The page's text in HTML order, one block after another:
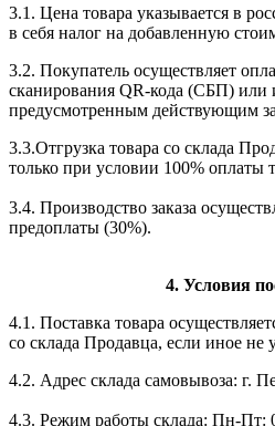
3.1. Цена товара указывается в
в себя налог на добавленную
3.2. Покупатель осуществляет
сканирования QR-кода (СБП) или
предусмотренным действующим
3.3.Отгрузка товара со склада
только при условии 100% оплаты
3.4. Производство заказа
предоплаты (30%).
4. Условия
4.1. Поставка товара
со склада Продавца, если иное не
4.2. Адрес склада самовывоза: г.
4.3. Режим работы склада: Пн-Пт: